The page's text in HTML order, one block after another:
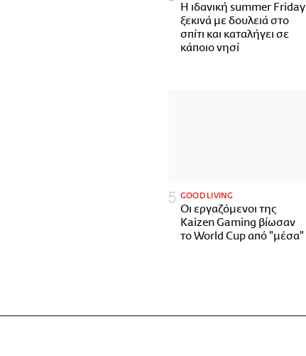
Η ιδανική summer Friday
ξεκινά με δουλειά στο
σπίτι και καταλήγει σε
κάποιο νησί
GOOD LIVING
Οι εργαζόμενοι της
Kaizen Gaming βίωσαν
το World Cup από "μέσα"